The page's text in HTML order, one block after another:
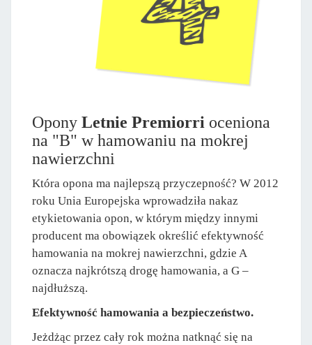
Opony Letnie Premiorri oceniona
na "B" w hamowaniu na mokrej
nawierzchni
Która opona ma najlepszą przyczepność? W 2012
roku Unia Europejska wprowadziła nakaz
etykietowania opon, w którym między innymi
producent ma obowiązek określić efektywność
hamowania na mokrej nawierzchni, gdzie A
oznacza najkrótszą drogę hamowania, a G –
najdłuższą.
Efektywność hamowania a bezpieczeństwo.
Jeżdżąc przez cały rok można natknąć się na